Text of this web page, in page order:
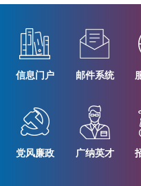
信息门户 邮件系统
党风廉政 广纳英才